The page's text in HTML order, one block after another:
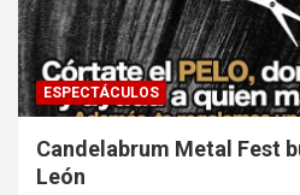
ESPECTÁCULOS
Candelabrum Metal Fest
León